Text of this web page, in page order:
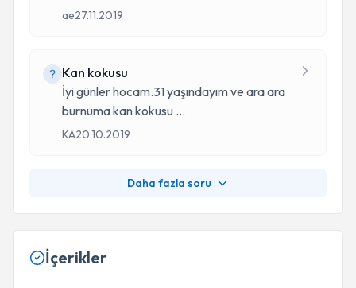
ae27.11.2019
Kan kokusu
İyi günler hocam.31 yaşındayım ve ara ara
burnuma kan kokusu ...
KA20.10.2019
Daha fazla soru
İçerikler